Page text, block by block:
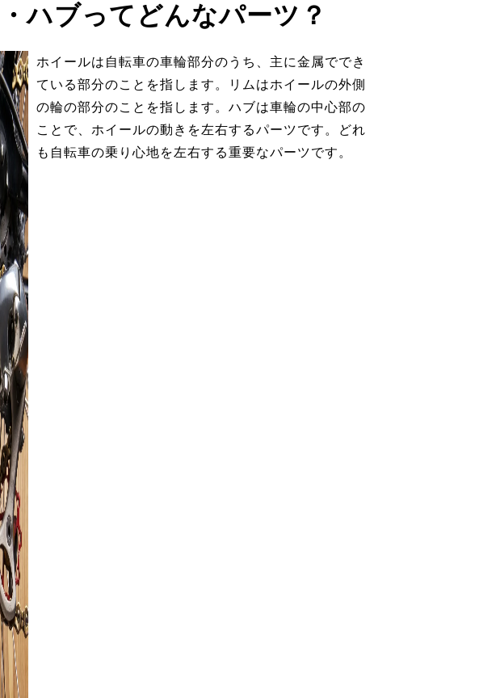
ハブってどんなパーツ？
ホイールは自転車の車輪部分のうち、主に金属ででき
ている部分のことを指します。リムはホイールの外側
の輪の部分のことを指します。ハブは車輪の中心部の
ことで、ホイールの動きを左右するパーツです。どれ
も自転車の乗り心地を左右する重要なパーツです。